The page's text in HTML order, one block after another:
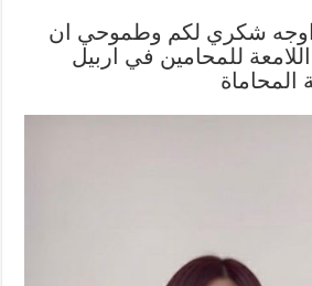
شكري لكم وطموحي ان
للمحامين في اربيل